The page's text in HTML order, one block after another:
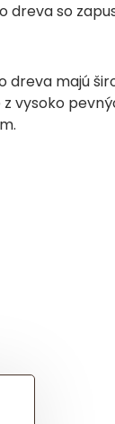
dreva so
dreva majú
vysoko